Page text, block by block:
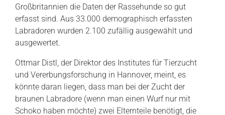
Großbritannien die Daten der Rassehunde so gut
erfasst sind. Aus 33.000 demographisch erfassten
Labradoren wurden 2.100 zufällig ausgewählt und
ausgewertet.
Ottmar Distl, der Direktor des Institutes für Tierzucht
und Vererbungsforschung in Hannover, meint, es
könnte daran liegen, dass man bei der Zucht der
braunen Labradore (wenn man einen Wurf nur mit
Schoko haben möchte) zwei Elternteile benötigt, die